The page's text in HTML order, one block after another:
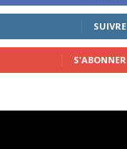
SUIVRE
S'ABONNER